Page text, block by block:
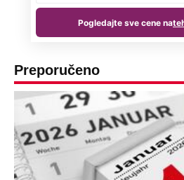
Preporučeno